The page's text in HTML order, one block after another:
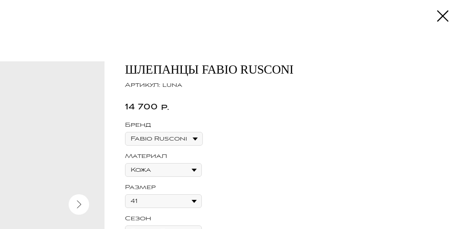
ШЛЕПАНЦЫ FABIO RUSCONI
Артикул: luna
14 700 р.
Бренд
Материал
Размер
Сезон